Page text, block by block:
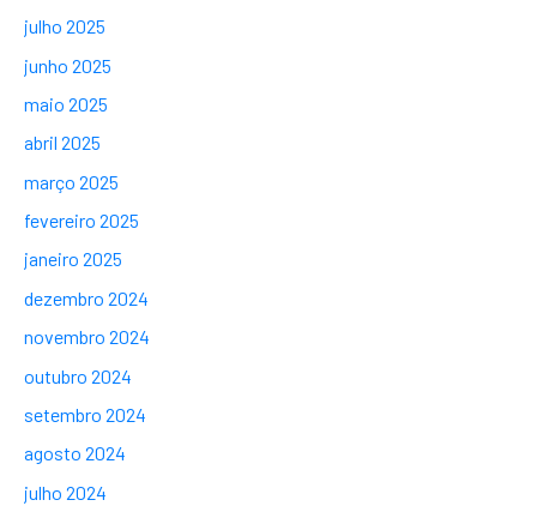
julho 2025
junho 2025
maio 2025
abril 2025
março 2025
fevereiro 2025
janeiro 2025
dezembro 2024
novembro 2024
outubro 2024
setembro 2024
agosto 2024
julho 2024